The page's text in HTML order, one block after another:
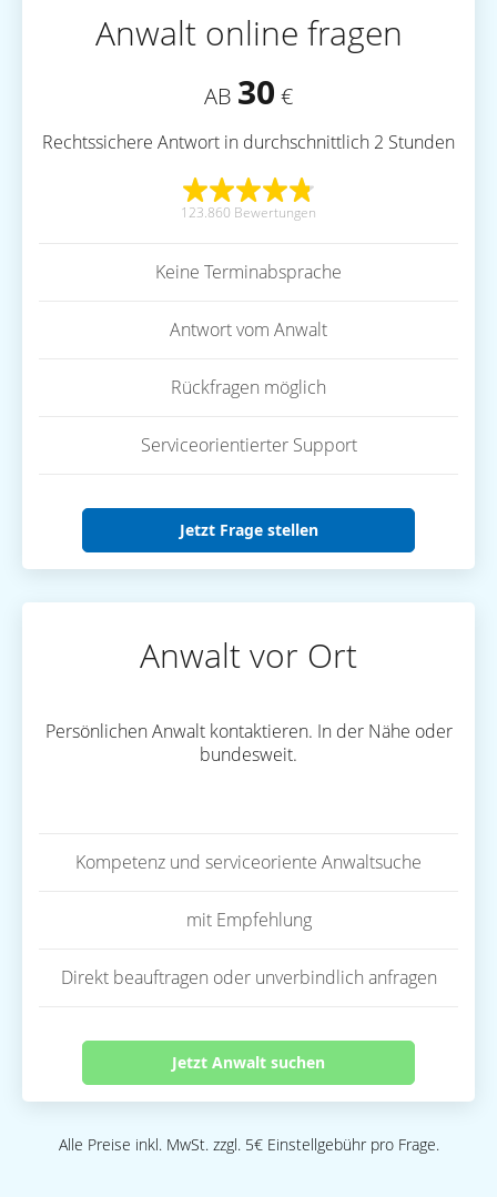
Anwalt online fragen
AB 30 €
Rechtssichere Antwort in durchschnittlich 2 Stunden
123.860 Bewertungen
Keine Terminabsprache
Antwort vom Anwalt
Rückfragen möglich
Serviceorientierter Support
Jetzt Frage stellen
Anwalt vor Ort
Persönlichen Anwalt kontaktieren. In der Nähe oder
bundesweit.
Kompetenz und serviceoriente Anwaltsuche
mit Empfehlung
Direkt beauftragen oder unverbindlich anfragen
Jetzt Anwalt suchen
Alle Preise inkl. MwSt. zzgl. 5€ Einstellgebühr pro Frage.